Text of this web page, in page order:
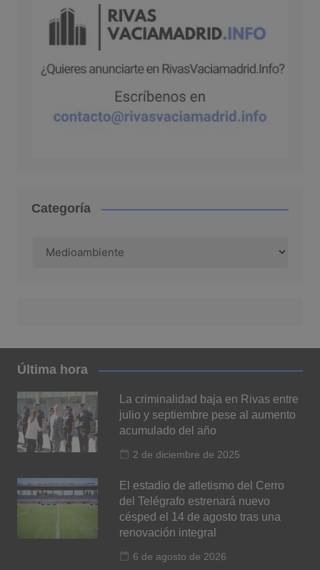
Categoría
Última hora
La criminalidad baja en Rivas entre
julio y septiembre pese al aumento
acumulado del año
2 de diciembre de 2025
El estadio de atletismo del Cerro
del Telégrafo estrenará nuevo
césped el 14 de agosto tras una
renovación integral
6 de agosto de 2026